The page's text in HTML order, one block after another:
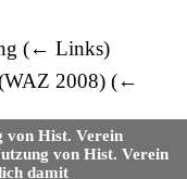
(← Links)
2008) (←
von Hist. Verein
von Hist. Verein
damit